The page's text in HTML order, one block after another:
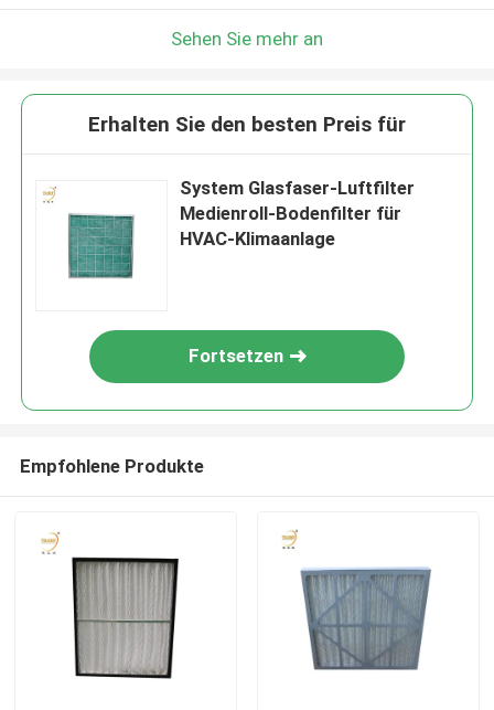
Sehen Sie mehr an
Erhalten Sie den besten Preis für
System Glasfaser-Luftfilter
Medienroll-Bodenfilter für
HVAC-Klimaanlage
Fortsetzen
Empfohlene Produkte